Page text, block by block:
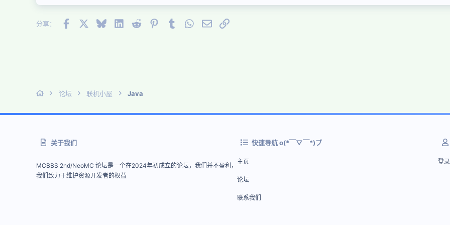
26
Trebuchet MS
分享： FacebookX (Twitter)
BlueskyLinkedInReddit PinterestTumblr WhatsApp
邮件 链接
论坛 联机小屋 Java
关于我们
MCBBS 2nd/NeoMC 论坛是一个在2024年初成立的论坛，我们并不盈利，
我们致力于维护资源开发者的权益
快速导航 o(*￣▽￣*)ブ
主页
论坛
联系我们
登录